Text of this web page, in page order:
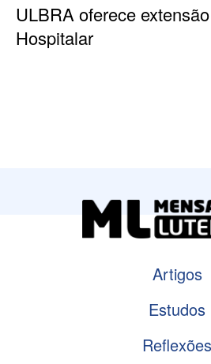
ULBRA oferece
Hospitalar
Artigos
Estudos
Reflexões